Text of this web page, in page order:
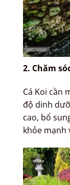
2. Chăm
Cá Koi cần
độ dinh
cao, bổ
khỏe mạnh